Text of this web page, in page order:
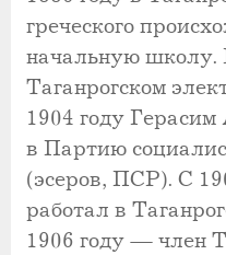
греческого
начальную школу.
Таганрогском
1904 году
в Партию
(эсеров, ПСР). С
работал в
1906 году — член